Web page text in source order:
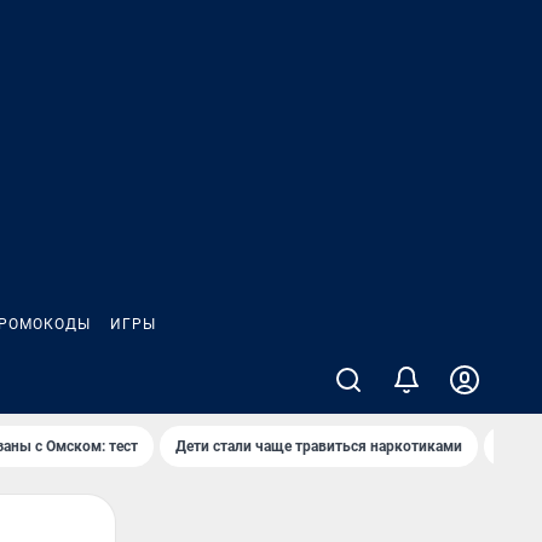
ИГРЫ
с Омском: тест Дети стали чаще травиться наркотиками